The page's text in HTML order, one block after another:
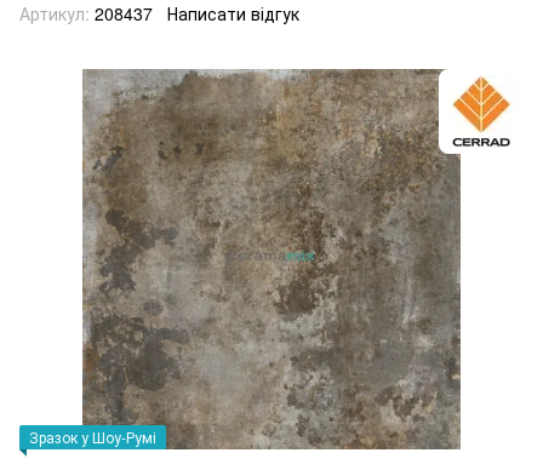
Артикул: 208437 Написати відгук
Зразок у Шоу-Румі